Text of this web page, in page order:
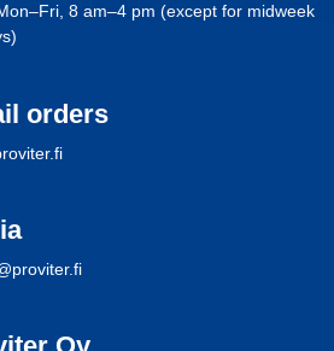
8 am–4 pm (except for midweek
orders